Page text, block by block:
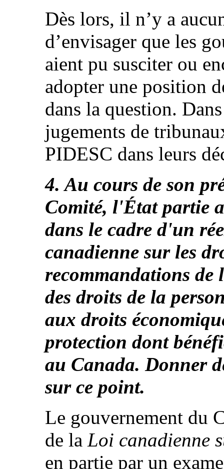
Dès lors, il n’y a
d’envisager que les
aient pu susciter ou
adopter une position
dans la question.
jugements de
PIDESC dans leurs
4. Au cours de son
Comité, l'État partie
dans le cadre d'un
canadienne sur les
recommandations de
des droits de la
aux droits
protection dont
au Canada. Donner
sur ce point.
Le gouvernement du
de la Loi canadienne
en partie par un